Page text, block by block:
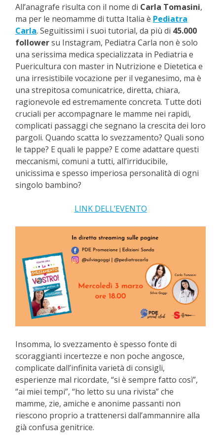
All’anagrafe risulta con il nome di Carla Tomasini,
ma per le neomamme di tutta Italia è Pediatra
Carla. Seguitissimi i suoi tutorial, da più di 45.000
followersu Instagram, Pediatra Carla non è solo
una serissima medica specializzata in Pediatria e
Puericultura con master in Nutrizione e Dietetica e
una irresistibile vocazione per il veganesimo, ma è
una strepitosa comunicatrice, diretta, chiara,
ragionevole ed estremamente concreta. Tutte doti
cruciali per accompagnare le mamme nei rapidi,
complicati passaggi che segnano la crescita dei loro
pargoli. Quando scatta lo svezzamento? Quali sono
le tappe? E quali le pappe? E come adattare questi
meccanismi, comuni a tutti, all’irriducibile,
unicissima e spesso imperiosa personalità di ogni
singolo bambino?
LINK DELL’EVENTO
Insomma, lo svezzamento è spesso fonte di
scoraggianti incertezze e non poche angosce,
complicate dall’infinita varietà di consigli,
esperienze mal ricordate, “si è sempre fatto così”,
“ai miei tempi”, “ho letto su una rivista” che
mamme, zie, amiche e anonime passanti non
riescono proprio a trattenersi dall’ammannire alla
già confusa genitrice.